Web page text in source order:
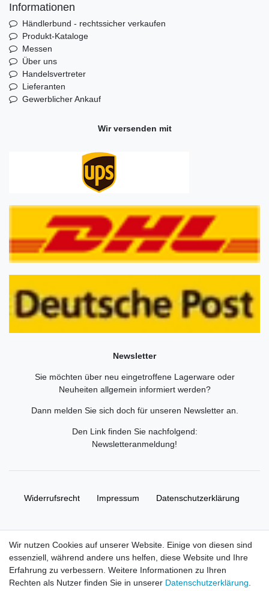
Informationen
Händlerbund - rechtssicher verkaufen
Produkt-Kataloge
Messen
Über uns
Handelsvertreter
Lieferanten
Gewerblicher Ankauf
Wir versenden mit
Newsletter
Sie möchten über neu eingetroffene Lagerware oder
Neuheiten allgemein informiert werden?
Dann melden Sie sich doch für unseren Newsletter an.
Den Link finden Sie nachfolgend:
Newsletteranmeldung!
Widerrufs­recht Impressum Daten­schutz­erklärung
© Copyright 2026 | Alle Rechte vorbehalten. HL-
Handelsgesellschaft mbH.
Wir nutzen Cookies auf unserer Website. Einige von diesen sind
essenziell, während andere uns helfen, diese Website und Ihre
Erfahrung zu verbessern. Weitere Informationen zu Ihren
Rechten als Nutzer finden Sie in unserer Daten­schutz­erklärung